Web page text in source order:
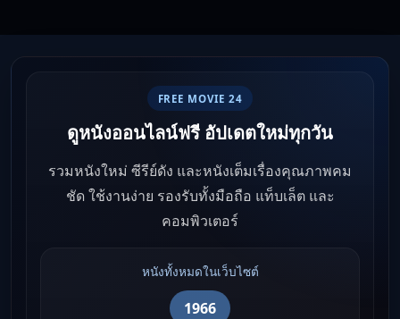
FREE MOVIE 24
ดูหนังออนไลน์ฟรี อัปเดตใหม่ทุกวัน
รวมหนังใหม่ ซีรีย์ดัง และหนังเต็มเรื่องคุณภาพคม
ชัด ใช้งานง่าย รองรับทั้งมือถือ แท็บเล็ต และ
คอมพิวเตอร์
หนังทั้งหมดในเว็บไซต์
1966